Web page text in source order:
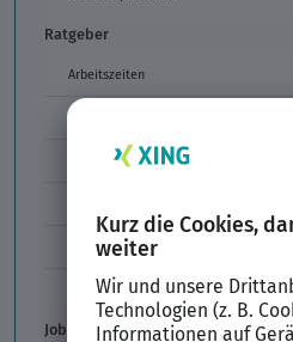
Ratgeber
Arbeitszeiten
Formulierungen im Arbeitszeugnis
Unbefristeter Arbeitsvertrag
Der XING Bewerbungsratgeber
Job & Karriere